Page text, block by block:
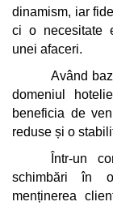
Cutii pentru
Sosiere din plastic
dinamism, iar
ci o necesitate
unei afaceri.
Având
domeniul
beneficia de
reduse și o
Într-un
schimbări în
menținerea